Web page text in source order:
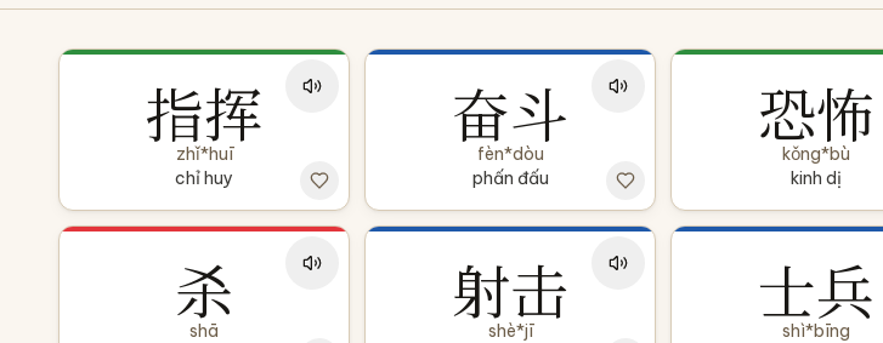
指挥
zhǐ*huī
chỉ huy
奋斗
fèn*dòu
phấn đấu
恐怖
kǒng*bù
kinh dị
杀
shā
射击
shè*jī
士兵
shì*bīng